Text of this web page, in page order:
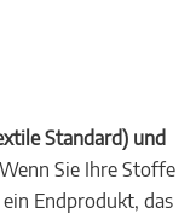
Standard) und
Wenn Sie Ihre Stoffe
Endprodukt, das